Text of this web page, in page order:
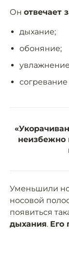
Он отвечает
дыхание;
обоняние;
неизбежно
Уменьшили
носовой
появиться
дыхания. Его